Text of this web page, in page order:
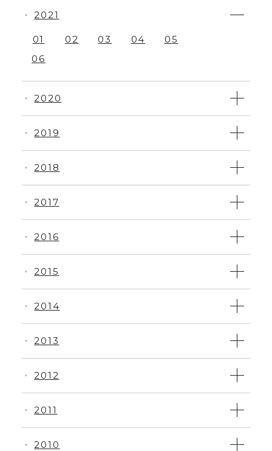
・ 2010
・ 2011
・ 2012
・ 2013
・ 2014
・ 2015
・ 2016
・ 2017
・ 2018
・ 2019
・ 2020
・ 2021
01 02 03 04
05
06